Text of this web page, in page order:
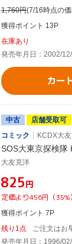
1,760円(7/16時点の
獲得ポイント 13P
在庫あり
発売年月日：2002/12/
カー
中古
店舗受取可
コミック
KCDX大
SOS大東京探検隊
大友克洋
¥825円
定価より456円（35%
獲得ポイント 7P
残り1点
ご注文はお
発売年月日：1996/